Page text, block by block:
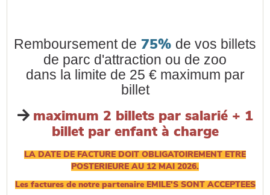
Remboursement de 75% de vos billets
de parc d'attraction ou de zoo
dans la limite de 25 € maximum par
billet
 maximum 2 billets par salarié + 1
billet par enfant à charge
LA DATE DE FACTURE DOIT OBLIGATOIREMENT ETRE
POSTERIEURE AU 12 MAI 2026.
Les factures de notre partenaire EMILE'S SONT ACCEPTEES